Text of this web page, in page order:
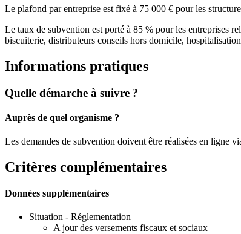
Le plafond par entreprise est fixé à 75 000 € pour les
Le taux de subvention est porté à 85 % pour les entreprises
biscuiterie, distributeurs conseils hors domicile,
Informations pratiques
Quelle démarche à suivre ?
Auprès de quel organisme ?
Les demandes de subvention doivent être réalisées en ligne
Critères complémentaires
Données supplémentaires
Situation - Réglementation
A jour des versements fiscaux et sociaux